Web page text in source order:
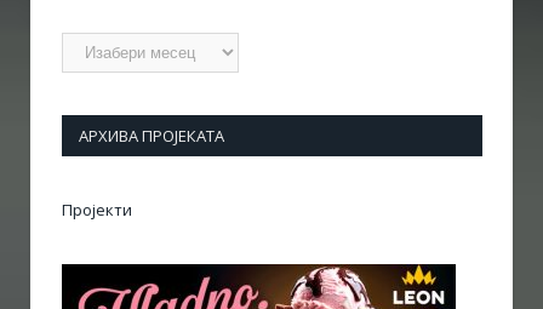
Архиве
АРХИВА ПРОЈЕКАТА
Пројекти